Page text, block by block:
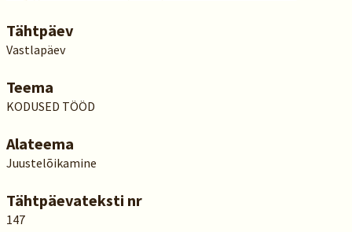
Tähtpäev
Vastlapäev
Teema
KODUSED TÖÖD
Alateema
Juustelõikamine
Tähtpäevateksti nr
147